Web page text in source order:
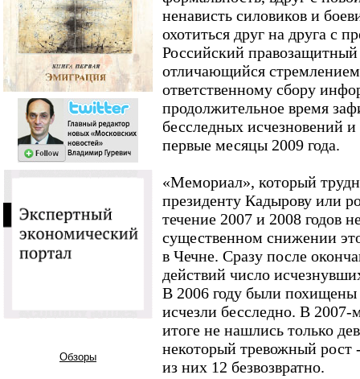
Обзоры
ненависть силовиков и
охотиться друг на друга с
Российский
отличающийся
ответственному сбору
продолжительное время
бесследных исчезновений
первые месяцы 2009 года.
«Мемориал», который
президенту Кадырову или
течение 2007 и 2008 годов
существенном снижении
в Чечне. Сразу после
действий число
В 2006 году были похищены
исчезли бесследно. В
итоге не нашлись только
некоторый тревожный рост
из них 12 безвозвратно.